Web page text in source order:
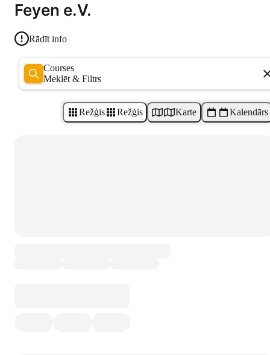
Feyen e.V.
Rādīt info
Courses
Meklēt & Filtrs
Režģis Režģis Karte Kalendārs